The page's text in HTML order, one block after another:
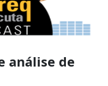
análise de